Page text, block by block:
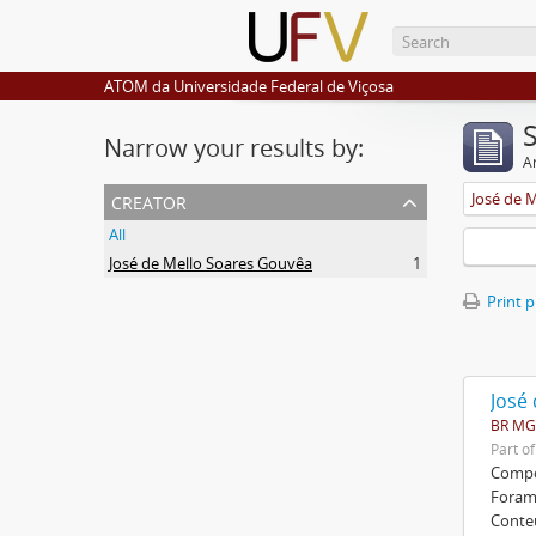
ATOM da Universidade Federal de Viçosa
Narrow your results by:
creator
All
José de Mello Soares Gouvêa
1
José de
Print
BR
Part of